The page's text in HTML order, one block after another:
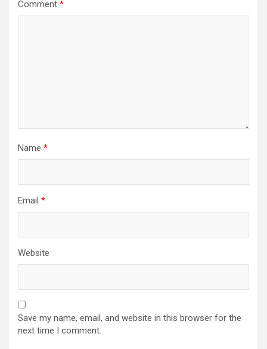
Comment *
Name *
Email *
Website
Save my name, email, and website in this browser for the
next time I comment.